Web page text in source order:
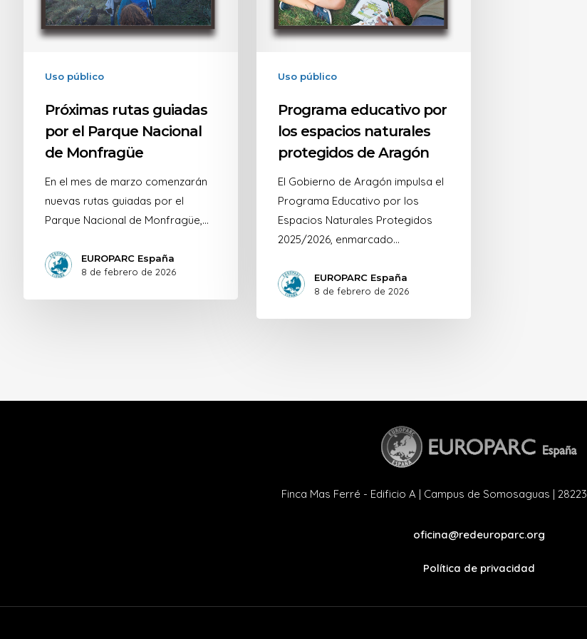
Uso público
Próximas rutas guiadas
por el Parque Nacional
de Monfragüe
En el mes de marzo comenzarán
nuevas rutas guiadas por el
Parque Nacional de Monfragüe,…
EUROPARC España
8 de febrero de 2026
Uso público
Programa educativo por
los espacios naturales
protegidos de Aragón
El Gobierno de Aragón impulsa el
Programa Educativo por los
Espacios Naturales Protegidos
2025/2026, enmarcado…
EUROPARC España
8 de febrero de 2026
Finca Mas Ferré - Edificio A | Campus de Somosaguas |
oficina@redeuroparc.org
Política de privacidad